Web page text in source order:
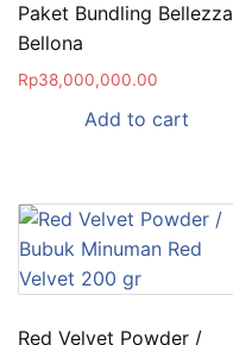
Paket Bundling Bellezza
Bellona
Rp38,000,000.00
Add to cart
Red Velvet Powder /